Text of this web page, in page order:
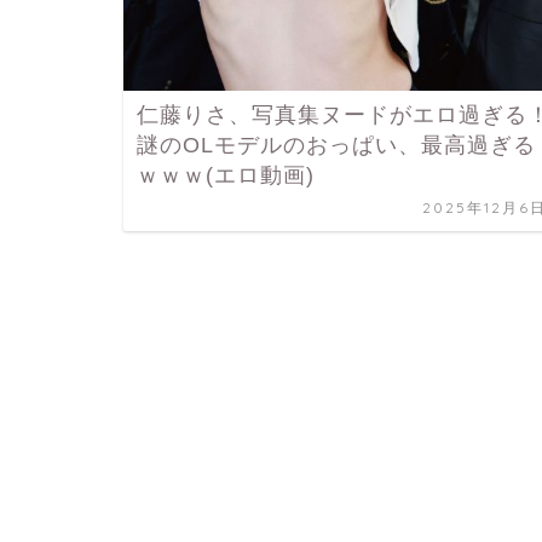
仁藤りさ、写真集ヌードがエロ過ぎる
謎のOLモデルのおっぱい、最高過ぎる
ｗｗｗ(エロ動画)
2025年12月6